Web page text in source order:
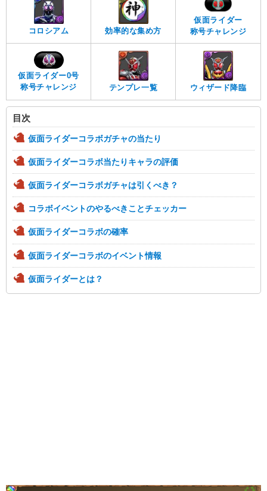
コロシアム 効率的な集め方
仮面ライダー
称号チャレンジ
仮面ライダー0号
称号チャレンジ
テンプレ一覧 ウィザード降臨
目次
仮面ライダーコラボガチャの当たり
仮面ライダーコラボ当たりキャラの評価
仮面ライダーコラボガチャは引くべき？
コラボイベントのやるべきことチェッカー
仮面ライダーコラボの確率
仮面ライダーコラボのイベント情報
仮面ライダーとは？